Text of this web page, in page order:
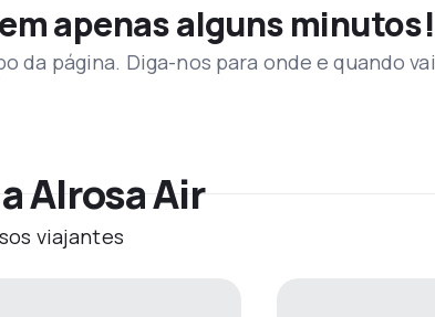
apenas alguns minutos!
da página. Diga-nos para onde e quando vai
Alrosa Air
viajantes